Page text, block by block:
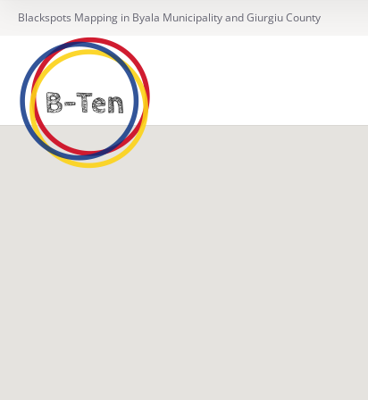
Blackspots Mapping in Byala Municipality and Giurgiu County